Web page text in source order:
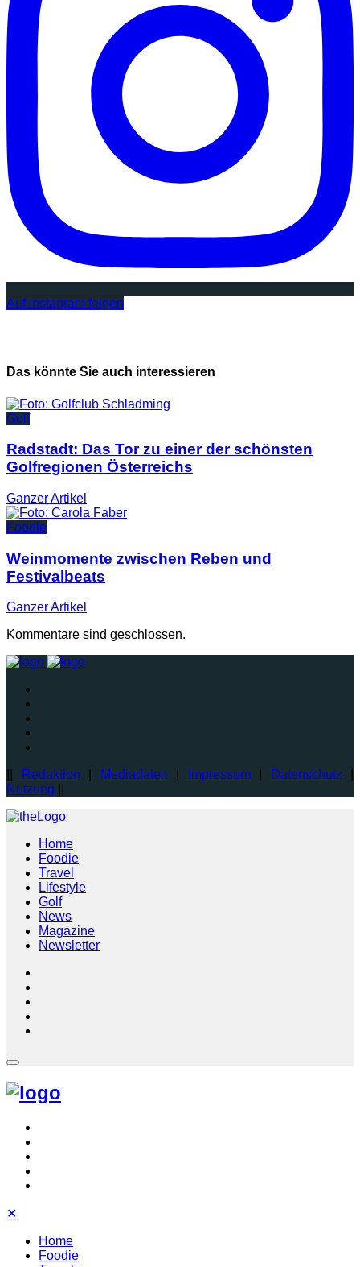
Auf Instagram folgen
Das könnte Sie auch interessieren
Golf
Radstadt: Das Tor zu einer der schönsten
Golfregionen Österreichs
GanzerArtikel
Foodie
Weinmomente zwischen Reben und
Festivalbeats
GanzerArtikel
Kommentare sind geschlossen.
Redaktion Mediadaten Impressum| Datenschutz|
Nutzung
Home
Foodie
Travel
Lifestyle
Golf
News
Magazine
Newsletter
✕
Home
Foodie